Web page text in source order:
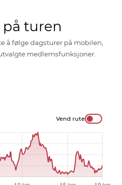
turen
å følge dagsturer på mobilen,
medlemsfunksjoner.
Vend rute